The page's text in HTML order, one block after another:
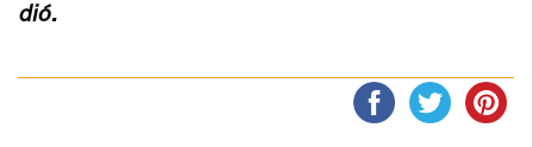
ORACIÓN Y VIDA
dió.